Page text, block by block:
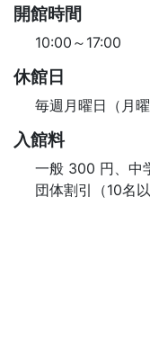
開館時間
10:00～17:00
休館日
毎週月曜日（月
入館料
一般 300 円、中
団体割引（10名